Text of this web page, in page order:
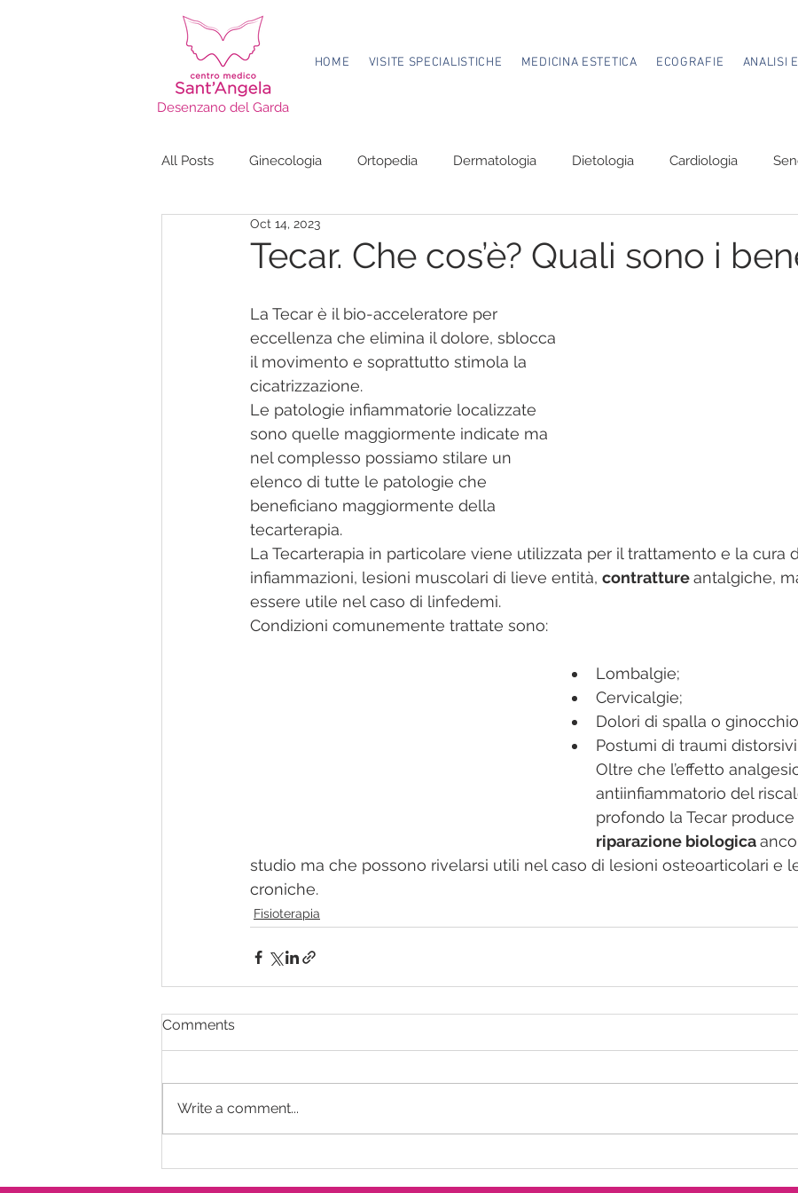
HOME VISITE SPECIALISTICHE MEDICINA ESTETICA ECOGRAFIE ANALISI
Desenzano del Garda
All Posts Ginecologia Ortopedia Dermatologia Dietologia Cardiologia
Endocrinologia
Tecar. Che cos’è? Quali sono i
Oct 14, 2023
La Tecar è il bio-acceleratore per
eccellenza che elimina il dolore, sblocca
il movimento e soprattutto stimola la
cicatrizzazione.
Le patologie infiammatorie localizzate
sono quelle maggiormente indicate ma
nel complesso possiamo stilare un
elenco di tutte le patologie che
beneficiano maggiormente della
tecarterapia.
La Tecarterapia in particolare viene utilizzata per il trattamento e la cura
infiammazioni, lesioni muscolari di lieve entità, contratture antalgiche,
essere utile nel caso di linfedemi.
Condizioni comunemente trattate sono:
Lombalgie;
Cervicalgie;
Dolori di spalla o
Postumi di traumi
Oltre che l’effetto
antiinfiammatorio del
profondo la Tecar produce
riparazione biologica
studio ma che possono rivelarsi utili nel caso di lesioni osteoarticolari e
croniche.
Fisioterapia
Comments
Write a comment...